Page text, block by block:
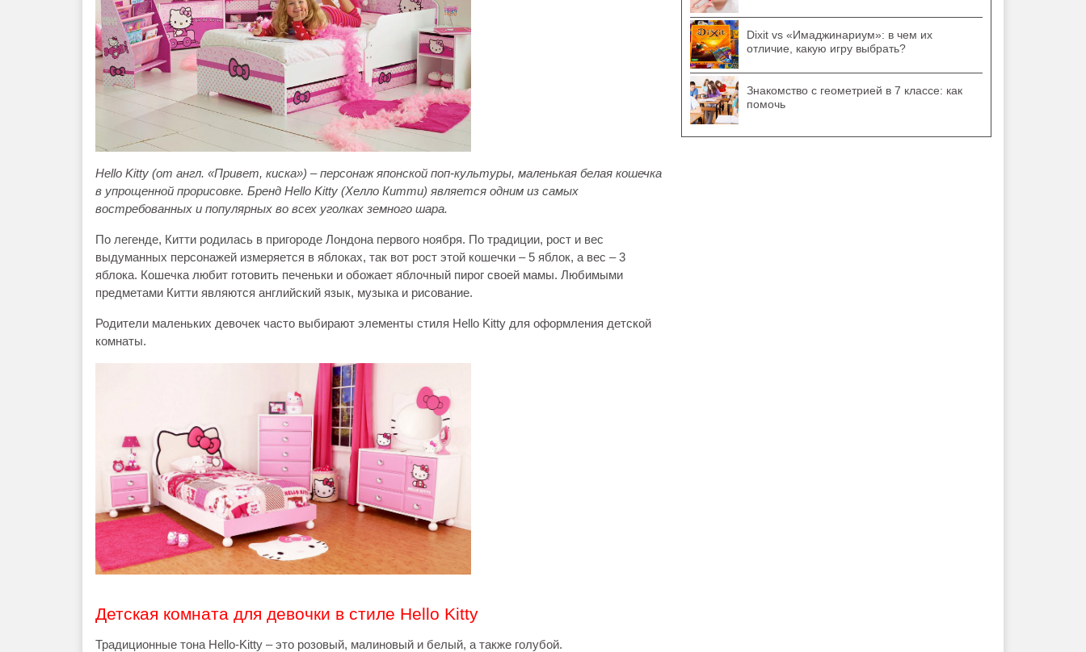
Hello Kitty (от англ. «Привет, киска») – персонаж японской поп-культуры, маленькая белая кошечка
в упрощенной прорисовке. Бренд Hello Kitty (Хелло Китти) является одним из самых
востребованных и популярных во всех уголках земного шара.
По легенде, Китти родилась в пригороде Лондона первого ноября. По традиции, рост и вес
выдуманных персонажей измеряется в яблоках, так вот рост этой кошечки – 5 яблок, а вес – 3
яблока. Кошечка любит готовить печеньки и обожает яблочный пирог своей мамы. Любимыми
предметами Китти являются английский язык, музыка и рисование.
Родители маленьких девочек часто выбирают элементы стиля Hello Kitty для оформления детской
комнаты.
Детская комната для девочки в стиле Hello Kitty
Традиционные тона Hello-Kitty – это розовый, малиновый и белый, а также голубой.
Dixit vs «Имаджинариум»: в чем их
отличие, какую игру выбрать?
Знакомство с геометрией в 7 классе: как
помочь